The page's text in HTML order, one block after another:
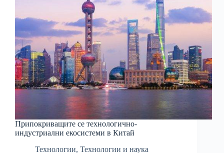
Припокриващите се технологично-
индустриални екосистеми в Китай
Технологии, Технологии и наука